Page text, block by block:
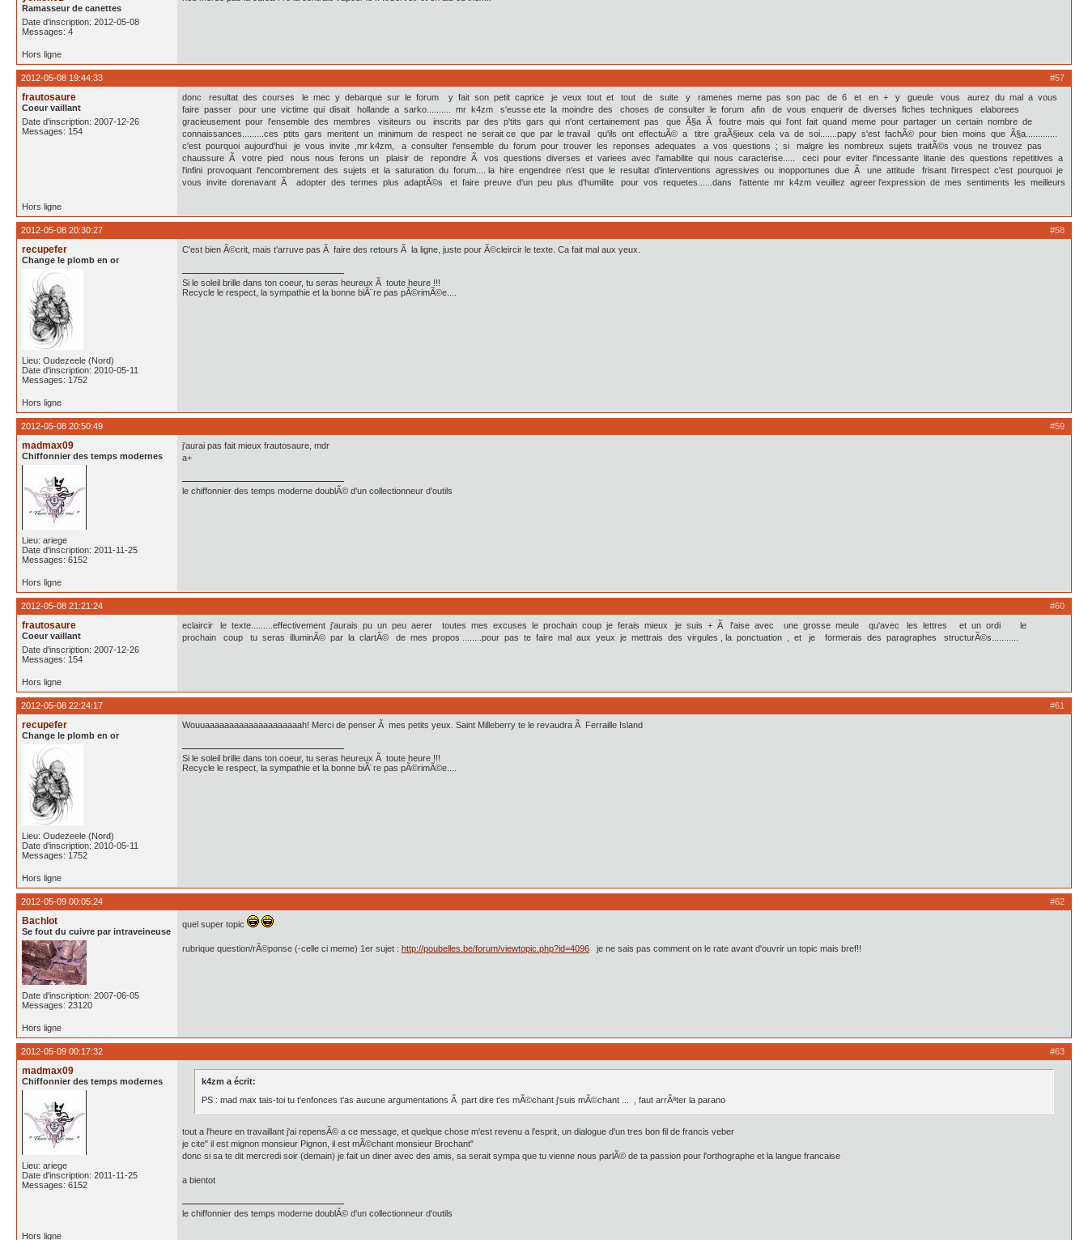
Ramasseur de canettes
Date d'inscription: 2012-05-08
Messages: 4
Hors ligne
#57
2012-05-08 19:44:33
frautosaure
Coeur vaillant
Date d'inscription: 2007-12-26
Messages: 154
donc resultat des courses le mec y debarque sur le forum y fait son petit caprice je veux tout et tout de suite y ramenes meme pas son pac de 6 et en + y gueule vous aurez du mal a vous
faire passer pour une victime qui disait hollande a sarko.......... mr k4zm s'eusse ete la moindre des choses de consulter le forum afin de vous enquerir de diverses fiches techniques elaborees
gracieusement pour l'ensemble des membres visiteurs ou inscrits par des p'tits gars qui n'ont certainement pas que Ã§a Ã foutre mais qui l'ont fait quand meme pour partager un certain nombre de
connaissances.........ces ptits gars meritent un minimum de respect ne serait ce que par le travail qu'ils ont effectuÃ© a titre graÃ§ieux cela va de soi.......papy s'est fachÃ© pour bien moins que Ã§a.............
c'est pourquoi aujourd'hui je vous invite ,mr k4zm, a consulter l'ensemble du forum pour trouver les reponses adequates a vos questions ; si malgre les nombreux sujets traitÃ©s vous ne trouvez pas
chaussure Ã votre pied nous nous ferons un plaisir de repondre Ã vos questions diverses et variees avec l'amabilite qui nous caracterise..... ceci pour eviter l'incessante litanie des questions repetitives a
l'infini provoquant l'encombrement des sujets et la saturation du forum.... la hire engendree n'est que le resultat d'interventions agressives ou inopportunes due Ã une attitude frisant l'irrespect c'est pourquoi je
vous invite dorenavant Ã adopter des termes plus adaptÃ©s et faire preuve d'un peu plus d'humilite pour vos requetes......dans l'attente mr k4zm veuillez agreer l'expression de mes sentiments les meilleurs
Hors ligne
#58
2012-05-08 20:30:27
recupefer
Change le plomb en or
Lieu: Oudezeele (Nord)
Date d'inscription: 2010-05-11
Messages: 1752
C'est bien Ã©crit, mais t'arruve pas Ã faire des retours Ã la ligne, juste pour Ã©cleircir le texte. Ca fait mal aux yeux.
Si le soleil brille dans ton coeur, tu seras heureux Ã toute heure !!!
Recycle le respect, la sympathie et la bonne biÃ¨re pas pÃ©rimÃ©e....
Hors ligne
#59
2012-05-08 20:50:49
madmax09
Chiffonnier des temps modernes
Lieu: ariege
Date d'inscription: 2011-11-25
Messages: 6152
j'aurai pas fait mieux frautosaure, mdr
a+
le chiffonnier des temps moderne doublÃ© d'un collectionneur d'outils
Hors ligne
#60
2012-05-08 21:21:24
frautosaure
Coeur vaillant
Date d'inscription: 2007-12-26
Messages: 154
eclaircir le texte.........effectivement j'aurais pu un peu aerer toutes mes excuses le prochain coup je ferais mieux je suis + Ã l'aise avec une grosse meule qu'avec les lettres et un ordi le
prochain coup tu seras illuminÃ© par la clartÃ© de mes propos ........pour pas te faire mal aux yeux je mettrais des virgules , la ponctuation , et je formerais des paragraphes structurÃ©s...........
Hors ligne
#61
2012-05-08 22:24:17
recupefer
Change le plomb en or
Lieu: Oudezeele (Nord)
Date d'inscription: 2010-05-11
Messages: 1752
Wouuaaaaaaaaaaaaaaaaaaaah! Merci de penser Ã mes petits yeux. Saint Milleberry te le revaudra Ã Ferraille Island
Si le soleil brille dans ton coeur, tu seras heureux Ã toute heure !!!
Recycle le respect, la sympathie et la bonne biÃ¨re pas pÃ©rimÃ©e....
Hors ligne
#62
2012-05-09 00:05:24
Bachlot
Se fout du cuivre par intraveineuse
Date d'inscription: 2007-06-05
Messages: 23120
quel super topic
rubrique question/rÃ©ponse (-celle ci meme) 1er sujet : http://poubelles.be/forum/viewtopic.php?id=4096 je ne sais pas comment on le rate avant d'ouvrir un topic mais bref!!
Hors ligne
#63
2012-05-09 00:17:32
madmax09
Chiffonnier des temps modernes
Lieu: ariege
Date d'inscription: 2011-11-25
Messages: 6152
k4zm a écrit:
PS : mad max tais-toi tu t'enfonces t'as aucune argumentations Ã part dire t'es mÃ©chant j'suis mÃ©chant ... , faut arrÃªter la parano
tout a l'heure en travaillant j'ai repensÃ© a ce message, et quelque chose m'est revenu a l'esprit, un dialogue d'un tres bon fil de francis veber
je cite" il est mignon monsieur Pignon, il est mÃ©chant monsieur Brochant"
donc si sa te dit mercredi soir (demain) je fait un diner avec des amis, sa serait sympa que tu vienne nous parlÃ© de ta passion pour l'orthographe et la langue francaise
a bientot
le chiffonnier des temps moderne doublÃ© d'un collectionneur d'outils
Hors ligne